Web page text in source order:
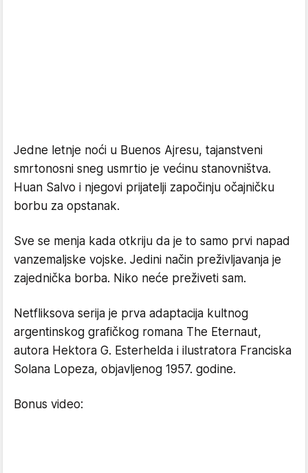
Jedne letnje noći u Buenos Ajresu, tajanstveni
smrtonosni sneg usmrtio je većinu stanovništva.
Huan Salvo i njegovi prijatelji započinju očajničku
borbu za opstanak.
Sve se menja kada otkriju da je to samo prvi napad
vanzemaljske vojske. Jedini način preživljavanja je
zajednička borba. Niko neće preživeti sam.
Netfliksova serija je prva adaptacija kultnog
argentinskog grafičkog romana The Eternaut,
autora Hektora G. Esterhelda i ilustratora Franciska
Solana Lopeza, objavljenog 1957. godine.
Bonus video: